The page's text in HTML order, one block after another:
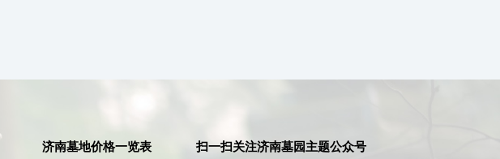
济南墓地价格一览表 扫一扫关注济南墓园主题公众号